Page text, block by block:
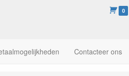
0
Contacteer ons